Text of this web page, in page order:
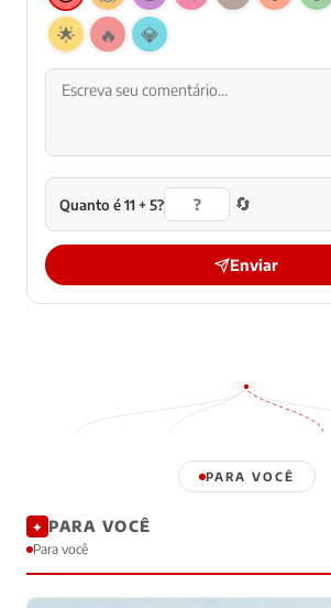
🌟
🔥 💎
Quanto é 11 + 5? 🔄
Enviar
PARA VOCÊ
✦ PARA VOCÊ
Para você